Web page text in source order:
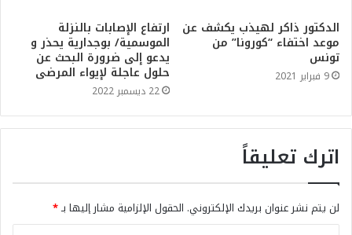
الدكتور ذاكر لهيذب يكشف عن
موعد اختفاء “كورونا” من
تونس
9 فبراير 2021
ارتفاع الإصابات بالنزلة
الموسمية/ بوجدارية يحذر و
يدعو إلى ضرورة البحث عن
حلول عاجلة لإيواء المرضى
22 ديسمبر 2022
اترك تعليقاً
لن يتم نشر عنوان بريدك الإلكتروني. الحقول الإلزامية مشار إليها بـ*